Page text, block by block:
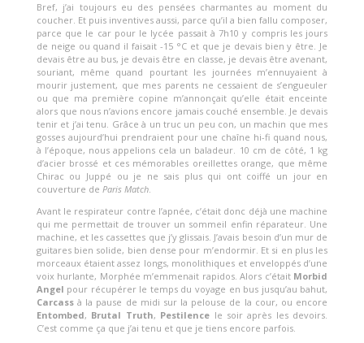
Bref, j’ai toujours eu des pensées charmantes au moment du
coucher. Et puis inventives aussi, parce qu’il a bien fallu composer,
parce que le car pour le lycée passait à 7h10 y compris les jours
de neige ou quand il faisait -15 °C et que je devais bien y être. Je
devais être au bus, je devais être en classe, je devais être avenant,
souriant, même quand pourtant les journées m’ennuyaient à
mourir justement, que mes parents ne cessaient de s’engueuler
ou que ma première copine m’annonçait qu’elle était enceinte
alors que nous n’avions encore jamais couché ensemble. Je devais
tenir et j’ai tenu. Grâce à un truc un peu con, un machin que mes
gosses aujourd’hui prendraient pour une chaîne hi-fi quand nous,
à l’époque, nous appelions cela un baladeur. 10 cm de côté, 1 kg
d’acier brossé et ces mémorables oreillettes orange, que même
Chirac ou Juppé ou je ne sais plus qui ont coiffé un jour en
couverture de Paris Match.
Avant le respirateur contre l’apnée, c’était donc déjà une machine
qui me permettait de trouver un sommeil enfin réparateur. Une
machine, et les cassettes que j’y glissais. J’avais besoin d’un mur de
guitares bien solide, bien dense pour m’endormir. Et si en plus les
morceaux étaient assez longs, monolithiques et enveloppés d’une
voix hurlante, Morphée m’emmenait rapidos. Alors c’était Morbid
Angel pour récupérer le temps du voyage en bus jusqu’au bahut,
Carcassà la pause de midi sur la pelouse de la cour, ou encore
Entombed, Brutal Truth, Pestilence le soir après les devoirs.
C’est comme ça que j’ai tenu et que je tiens encore parfois.